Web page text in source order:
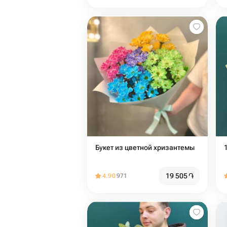
Букет из цветной хризантемы
4.90971 19 505֏